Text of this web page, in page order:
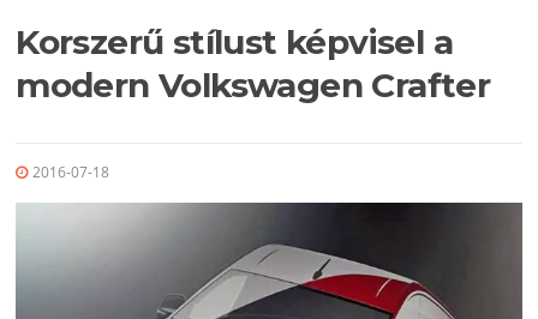
Korszerű stílust képvisel a
modern Volkswagen Crafter
2016-07-18